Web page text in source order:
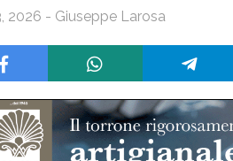
2026 - Giuseppe Larosa